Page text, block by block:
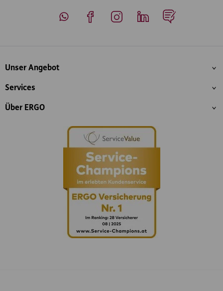
Inhaltsübersicht
Unser Angebot
Services
Über ERGO